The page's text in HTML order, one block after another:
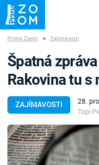
ZÁHADY VETŘELCI
Témata
Témata
Prima Zoom ■ Zajímavosti
ZAJÍMAVOSTI
28.
Topi
Špatná
Rakovina tu s